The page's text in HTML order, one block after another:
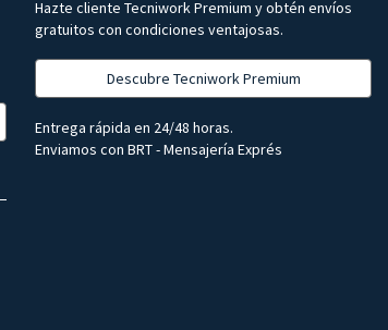
Hazte cliente Tecniwork Premium y obtén envíos
gratuitos con condiciones ventajosas.
Descubre Tecniwork Premium
Entrega rápida en 24/48 horas.
Enviamos con BRT - Mensajería Exprés